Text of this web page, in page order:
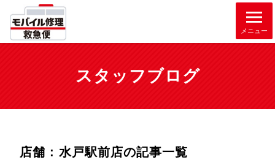
メニュー
スタッフブログ
店舗 : 水戸駅前店の記事一覧